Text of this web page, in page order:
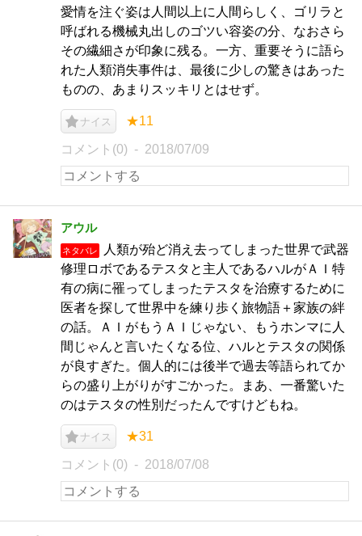
愛情を注ぐ姿は人間以上に人間らしく、ゴリラと
呼ばれる機械丸出しのゴツい容姿の分、なおさら
その繊細さが印象に残る。一方、重要そうに語ら
れた人類消失事件は、最後に少しの驚きはあった
ものの、あまりスッキリとはせず。
ナイス ★11
コメント(0) 2018/07/09
アウル
ネタバレ
人類が殆ど消え去ってしまった世界で武器
修理ロボであるテスタと主人であるハルがＡＩ特
有の病に罹ってしまったテスタを治療するために
医者を探して世界中を練り歩く旅物語＋家族の絆
の話。ＡＩがもうＡＩじゃない、もうホンマに人
間じゃんと言いたくなる位、ハルとテスタの関係
が良すぎた。個人的には後半で過去等語られてか
らの盛り上がりがすごかった。まあ、一番驚いた
のはテスタの性別だったんですけどもね。
ナイス ★31
コメント(0) 2018/07/08